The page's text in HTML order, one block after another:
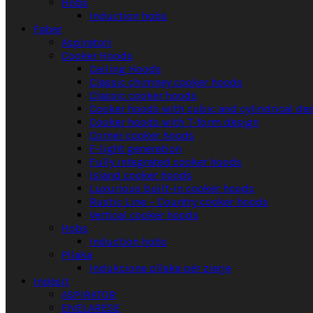
Hobs
Induction hobs
Faber
Aspiratori
Cooker Hoods
Ceiling Hoods
Classic chimney cooker hoods
Classic cooker hoods
Cooker hoods with cubic and cylindrical
Cooker hoods with T-form design
Corner cooker hoods
F-light generation
Fully integrated cooker hoods
Island cooker hoods
Luxurious built-in cooker hoods
Rustic Line – Country cooker hoods
Vertical cooker hoods
Hobs
Induction hobs
Pllaka
Indukcione pllaka për zierje
Indesit
ASPIRATOR
ENËLARËSE